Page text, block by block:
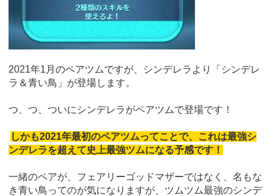
2021年1月のペアツムですが、シンデレラより「シンデレ
ラ＆青い鳥」が登場します。
つ、つ、ついにシンデレラがペアツムで登場です！
しかも2021年最初のペアツムってことで、これは最強シ
ンデレラを超えて史上最強ツムになる予感です！
一緒のペアが、フェアリーゴッドマザーではなく、名もな
き青い鳥ってのが気になりますが、ツムツム最強のシンデ